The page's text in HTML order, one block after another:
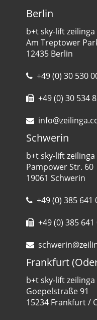
Berlin
b+t sky-lift
Am Treptower
12435 Berlin
+49 (0) 30 530
+49 (0) 30 534
Schwerin
b+t sky-lift
Pampower Str. 60
19061 Schwerin
+49 (0) 385 641
+49 (0) 385 641
Frankfurt
b+t sky-lift
Goepelstraße 91
15234 Frankfurt /